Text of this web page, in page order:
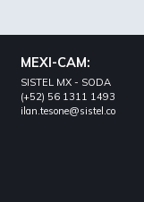
MEXI-CAM:
SISTEL MX - SODA
(+52) 56 1311 1493
ilan.tesone@sistel.co